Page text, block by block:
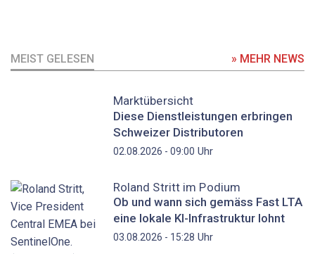
MEIST GELESEN » MEHR NEWS
Marktübersicht
Diese Dienstleistungen erbringen
Schweizer Distributoren
02.08.2026 - 09:00 Uhr
Roland Stritt im Podium
Ob und wann sich gemäss Fast LTA
eine lokale KI-Infrastruktur lohnt
03.08.2026 - 15:28 Uhr